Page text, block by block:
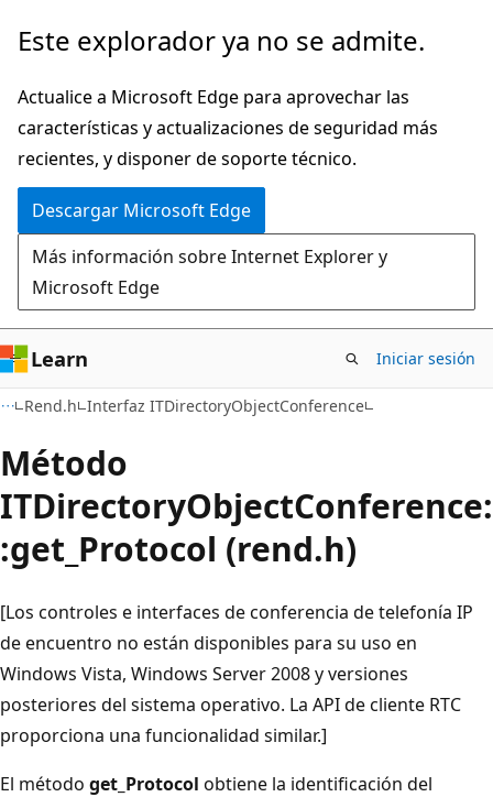
Ir
contenido
principal
Este explorador ya no se admite.
Actualice a Microsoft Edge para aprovechar las
características y actualizaciones de seguridad más
recientes, y disponer de soporte técnico.
Descargar Microsoft Edge
Más información sobre Internet Explorer y
Microsoft Edge
Learn Iniciar sesión
Rend.h Interfaz ITDirectoryObjectConference
Método
ITDirectoryObjectConference:
:get_Protocol (rend.h)
[Los controles e interfaces de conferencia de telefonía IP
de encuentro no están disponibles para su uso en
Windows Vista, Windows Server 2008 y versiones
posteriores del sistema operativo. La API de cliente RTC
proporciona una funcionalidad similar.]
El método get_Protocol obtiene la identificación del